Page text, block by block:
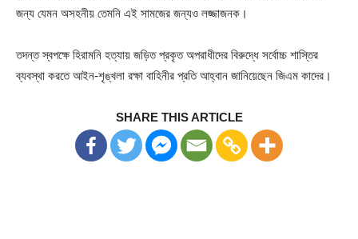
জন্য যেমন অসহনীয় তেমনি এই সামজের জন্যও লজ্জাজনক।
তদন্ত স্বপক্ষে হিরামনি হত্যায় জড়িত প্রকৃত অপরাধীদের বিরুদ্ধে সর্বোচ্চ শাস্তির
ব্যবস্থা করতে আইন-শৃঙ্খলা রক্ষা বাহিনীর প্রতি আহ্বান জানিয়েছেন জিএম কাদের।
SHARE THIS ARTICLE